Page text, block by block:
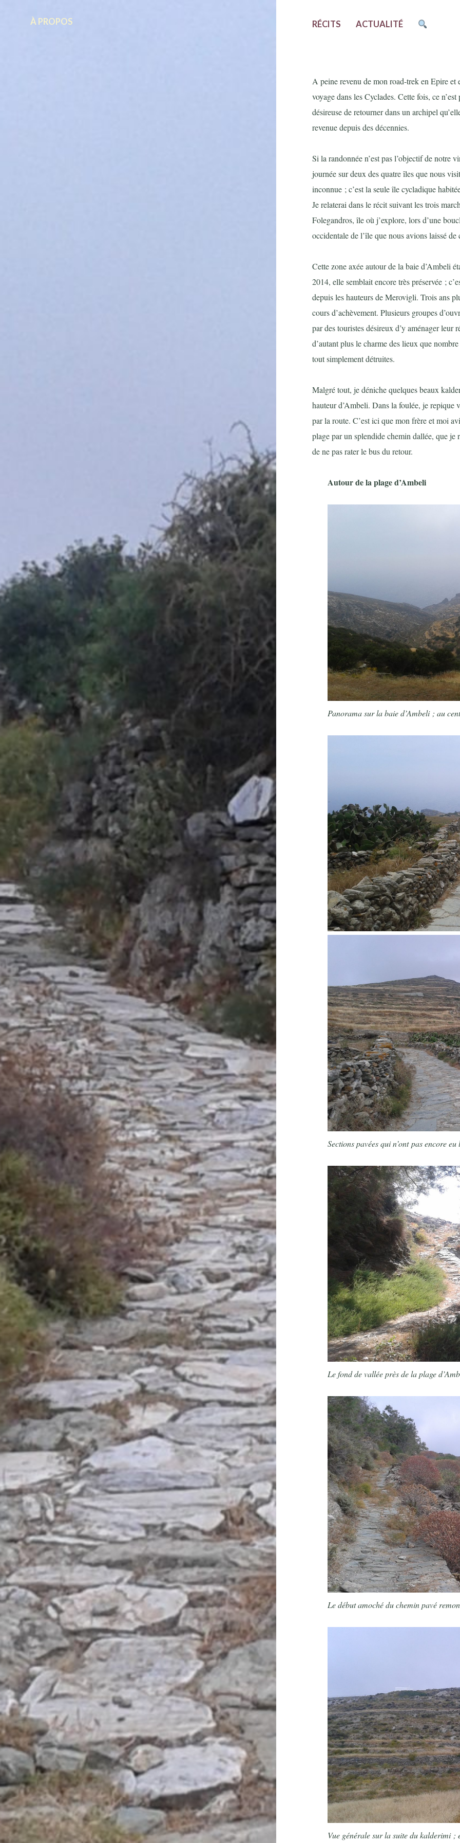
À PROPOS RÉCITS ACTUALITÉ
A peine revenu de mon road-trek en Epire et
voyage dans les Cyclades. Cette fois, ce
désireuse de retourner dans un archipel
revenue depuis des décennies.
Si la randonnée n’est pas l’objectif de notre
journée sur deux des quatre îles que nous
inconnue ; c’est la seule île cycladique
Je relaterai dans le récit suivant les trois
Folegandros, île où j’explore, lors d’une
occidentale de l’île que nous avions laissé
Cette zone axée autour de la baie d’Ambeli
2014, elle semblait encore très préservée ;
depuis les hauteurs de Merovigli. Trois ans
cours d’achèvement. Plusieurs groupes
par des touristes désireux d’y aménager leur
d’autant plus le charme des lieux que
tout simplement détruites.
Malgré tout, je déniche quelques beaux
hauteur d’Ambeli. Dans la foulée, je repique
par la route. C’est ici que mon frère et moi
plage par un splendide chemin dallée, que
de ne pas rater le bus du retour.
Autour de la plage d’Ambeli
Panorama sur la baie d’Ambeli ; au
Sections pavées qui n’ont pas encore
Le fond de vallée près de la plage
Le début amoché du chemin pavé
Vue générale sur la suite du kalderimi ;